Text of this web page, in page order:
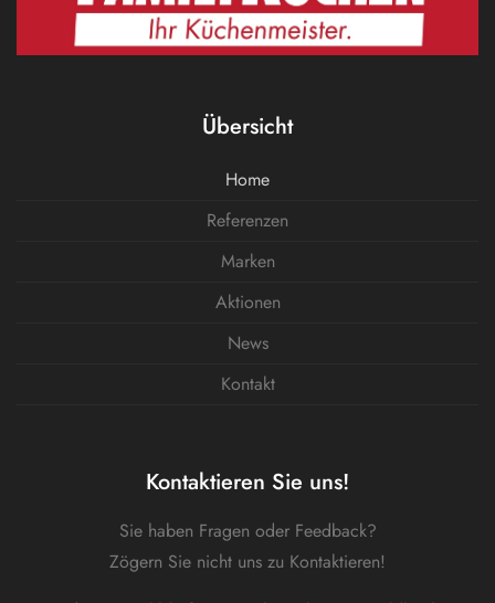
Übersicht
Home
Referenzen
Marken
Aktionen
News
Kontakt
Kontaktieren Sie uns!
Sie haben Fragen oder Feedback?
Zögern Sie nicht uns zu Kontaktieren!